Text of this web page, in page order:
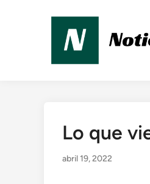
Publicado
Lo que
abril 19, 2022